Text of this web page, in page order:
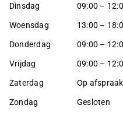
Dinsdag 09:00 –
Woensdag 13:00 –
Donderdag 09:00 –
Vrijdag 09:00 –
Zaterdag Op
Zondag Gesloten